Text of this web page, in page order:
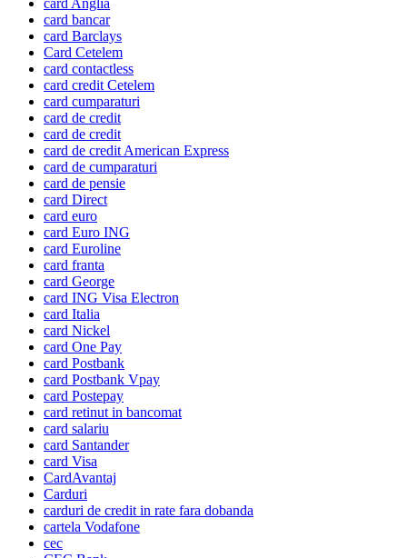
card bancar
card Barclays
Card Cetelem
card contactless
card credit Cetelem
card cumparaturi
card de credit
card de credit
card de credit American Express
card de cumparaturi
card de pensie
card Direct
card euro
card Euro ING
card Euroline
card franta
card George
card ING Visa Electron
card Italia
card Nickel
card One Pay
card Postbank
card Postbank Vpay
card Postepay
card retinut in bancomat
card salariu
card Santander
card Visa
CardAvantaj
Carduri
carduri de credit in rate fara dobanda
cartela Vodafone
cec